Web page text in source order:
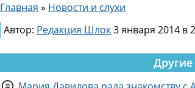
Главная » Новости и слухи
Автор: Редакция Шлок3 января 2014 в